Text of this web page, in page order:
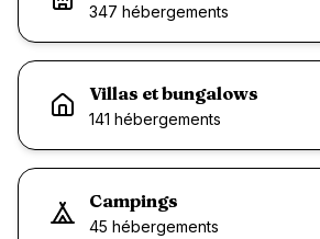
347 hébergements
Villas et bungalows
141 hébergements
Campings
45 hébergements